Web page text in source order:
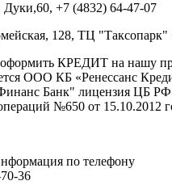
Дуки,60, +7 (4832) 64-47-07
128, ТЦ "Таксопарк"
КРЕДИТ на нашу
ООО КБ «Ренессанс
Банк" лицензия ЦБ РФ
№650 от 15.10.2012
по телефону
36